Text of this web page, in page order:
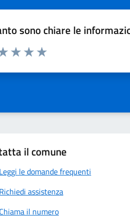
sono chiare le
1 a 5 stelle la pagina
il comune
Leggi le domande frequenti
Richiedi assistenza
Chiama il numero